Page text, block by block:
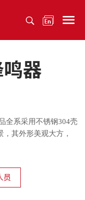
器
全系采用不锈钢304壳
其外形美观大方，
员